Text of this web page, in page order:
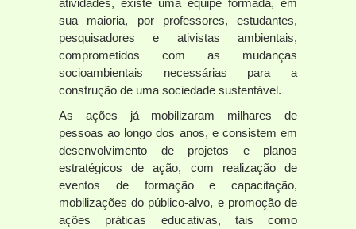
atividades, existe uma equipe formada, em
sua maioria, por professores, estudantes,
pesquisadores e ativistas ambientais,
comprometidos com as mudanças
socioambientais necessárias para a
construção de uma sociedade sustentável.
As ações já mobilizaram milhares de
pessoas ao longo dos anos, e consistem em
desenvolvimento de projetos e planos
estratégicos de ação, com realização de
eventos de formação e capacitação,
mobilizações do público-alvo, e promoção de
ações práticas educativas, tais como